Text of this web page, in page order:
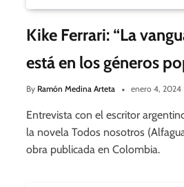
Kike Ferrari: “La
está en los géneros
By Ramón Medina Arteta enero 4, 2024
Entrevista con el escritor
la novela Todos nosotros
obra publicada en Colombia.